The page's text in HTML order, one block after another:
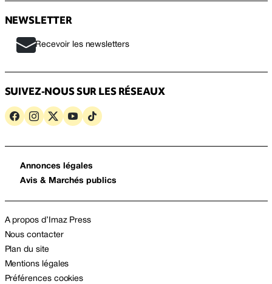
NEWSLETTER
Recevoir les newsletters
SUIVEZ-NOUS SUR LES RÉSEAUX
Annonces légales
Avis & Marchés publics
A propos d’Imaz Press
Nous contacter
Plan du site
Mentions légales
Préférences cookies